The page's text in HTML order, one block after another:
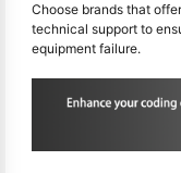
Choose brands that
technical support to
equipment failure.